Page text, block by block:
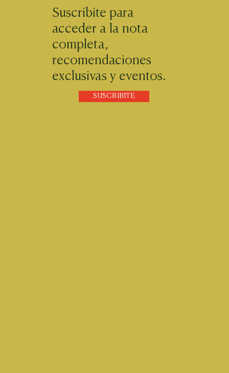
Suscribite para
acceder a la nota
completa,
recomendaciones
exclusivas y eventos.
SUSCRIBITE